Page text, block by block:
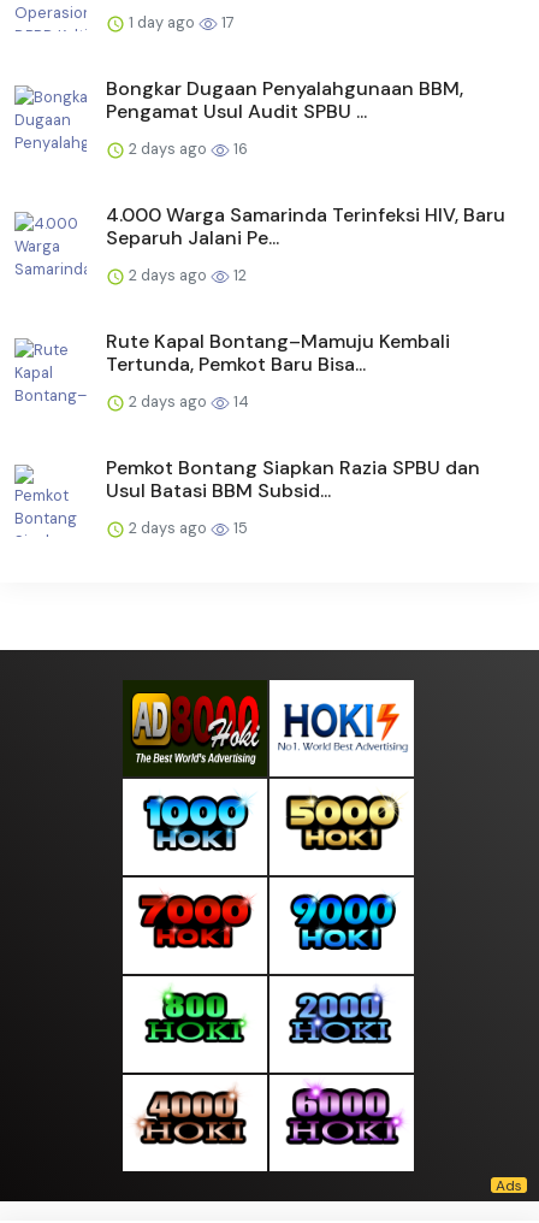
1 day ago 17
Bongkar Dugaan Penyalahgunaan BBM,
Pengamat Usul Audit SPBU ...
2 days ago 16
4.000 Warga Samarinda Terinfeksi HIV, Baru
Separuh Jalani Pe...
2 days ago 12
Rute Kapal Bontang–Mamuju Kembali
Tertunda, Pemkot Baru Bisa...
2 days ago 14
Pemkot Bontang Siapkan Razia SPBU dan
Usul Batasi BBM Subsid...
2 days ago 15